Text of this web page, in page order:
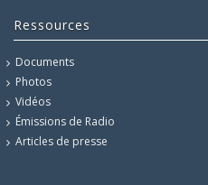
Ressources
Documents
Photos
Vidéos
Émissions de Radio
Articles de presse